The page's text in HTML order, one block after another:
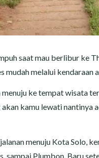
saat mau berlibur ke
mudah melalui kendaraan
ke tempat wisata
kamu lewati nantinya
menuju Kota Solo,
sampai Plumbon. Baru